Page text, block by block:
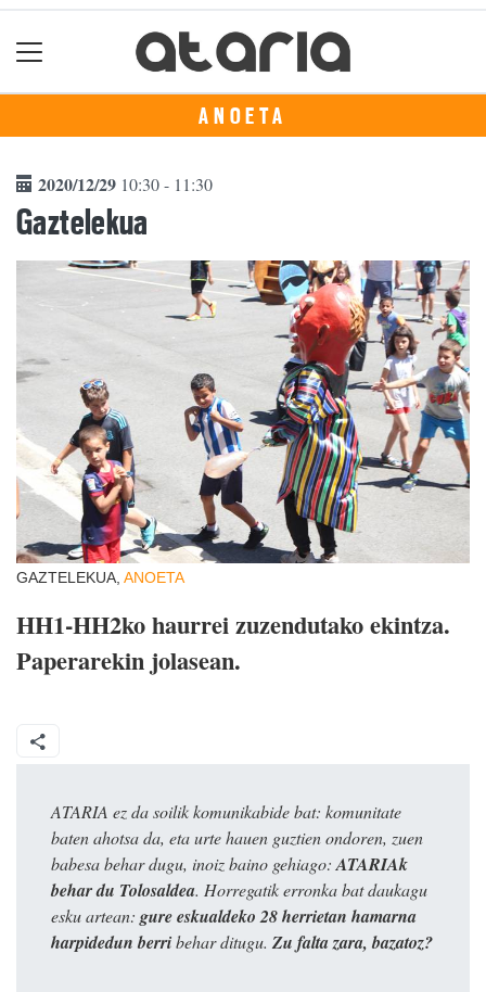
ANOETA
2020/12/29 10:30 - 11:30
Gaztelekua
GAZTELEKUA, ANOETA
HH1-HH2ko haurrei zuzendutako ekintza.
Paperarekin jolasean.
ATARIA ez da soilik komunikabide bat: komunitate
baten ahotsa da, eta urte hauen guztien ondoren, zuen
babesa behar dugu, inoiz baino gehiago: ATARIAk
behar du Tolosaldea. Horregatik erronka bat daukagu
esku artean: gure eskualdeko 28 herrietan hamarna
harpidedun berribehar ditugu. Zu falta zara, bazatoz?